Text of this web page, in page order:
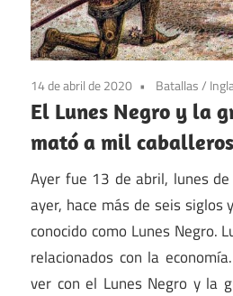
14 de abril de 2020 Batallas/
El Lunes Negro y la
mató a mil
Ayer fue 13 de abril, lunes de
ayer, hace más de seis siglos
conocido como Lunes Negro.
relacionados con la
ver con el Lunes Negro y la